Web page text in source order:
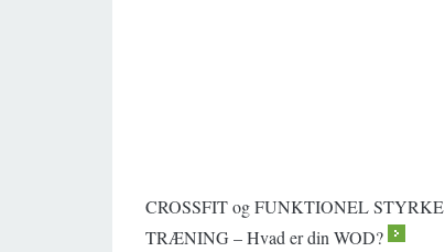
CROSSFIT og FUNKTIONEL STYRKE
TRÆNING – Hvad er din WOD?